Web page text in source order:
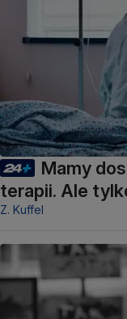
Mamy
terapii. Ale
Z. Kuffel